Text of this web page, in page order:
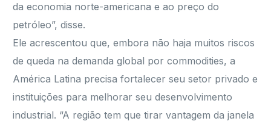
da economia norte-americana e ao preço do
petróleo”, disse.
Ele acrescentou que, embora não haja muitos riscos
de queda na demanda global por commodities, a
América Latina precisa fortalecer seu setor privado e
instituições para melhorar seu desenvolvimento
industrial. “A região tem que tirar vantagem da janela